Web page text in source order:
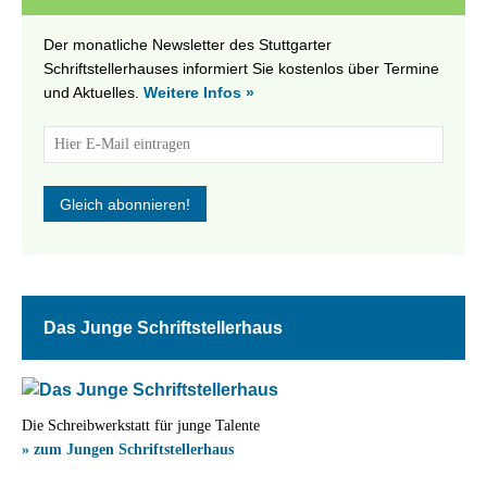
Der monatliche Newsletter des Stuttgarter
Schriftstellerhauses informiert Sie kostenlos über Termine
und Aktuelles. Weitere Infos »
Das Junge Schriftstellerhaus
Die Schreibwerkstatt für junge Talente
» zum Jungen Schriftstellerhaus